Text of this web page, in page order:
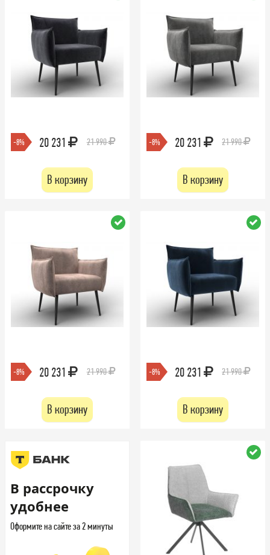
-8% 20 231 21 990
В корзину
-8% 20 231 21 990
В корзину
-8% 20 231 21 990
В корзину
-8% 20 231 21 990
В корзину
В рассрочку
удобнее
Оформите на сайте за 2 минуты